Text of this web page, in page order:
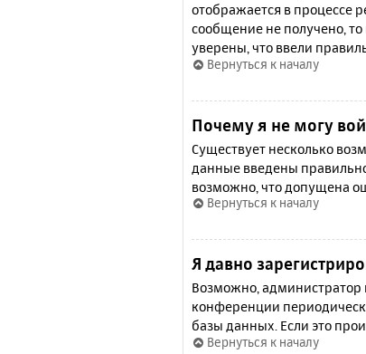
отображается в процессе
сообщение не получено,
уверены, что ввели
Вернуться к началу
Почему я не могу
Существует несколько
данные введены
возможно, что допущена
Вернуться к началу
Я давно
Возможно, администратор
конференции
базы данных. Если это
Вернуться к началу